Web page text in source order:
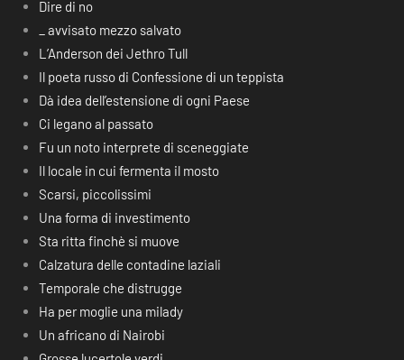
Dire di no
_ avvisato mezzo salvato
L’Anderson dei Jethro Tull
Il poeta russo di Confessione di un teppista
Dà idea dell’estensione di ogni Paese
Ci legano al passato
Fu un noto interprete di sceneggiate
Il locale in cui fermenta il mosto
Scarsi, piccolissimi
Una forma di investimento
Sta ritta finchè si muove
Calzatura delle contadine laziali
Temporale che distrugge
Ha per moglie una milady
Un africano di Nairobi